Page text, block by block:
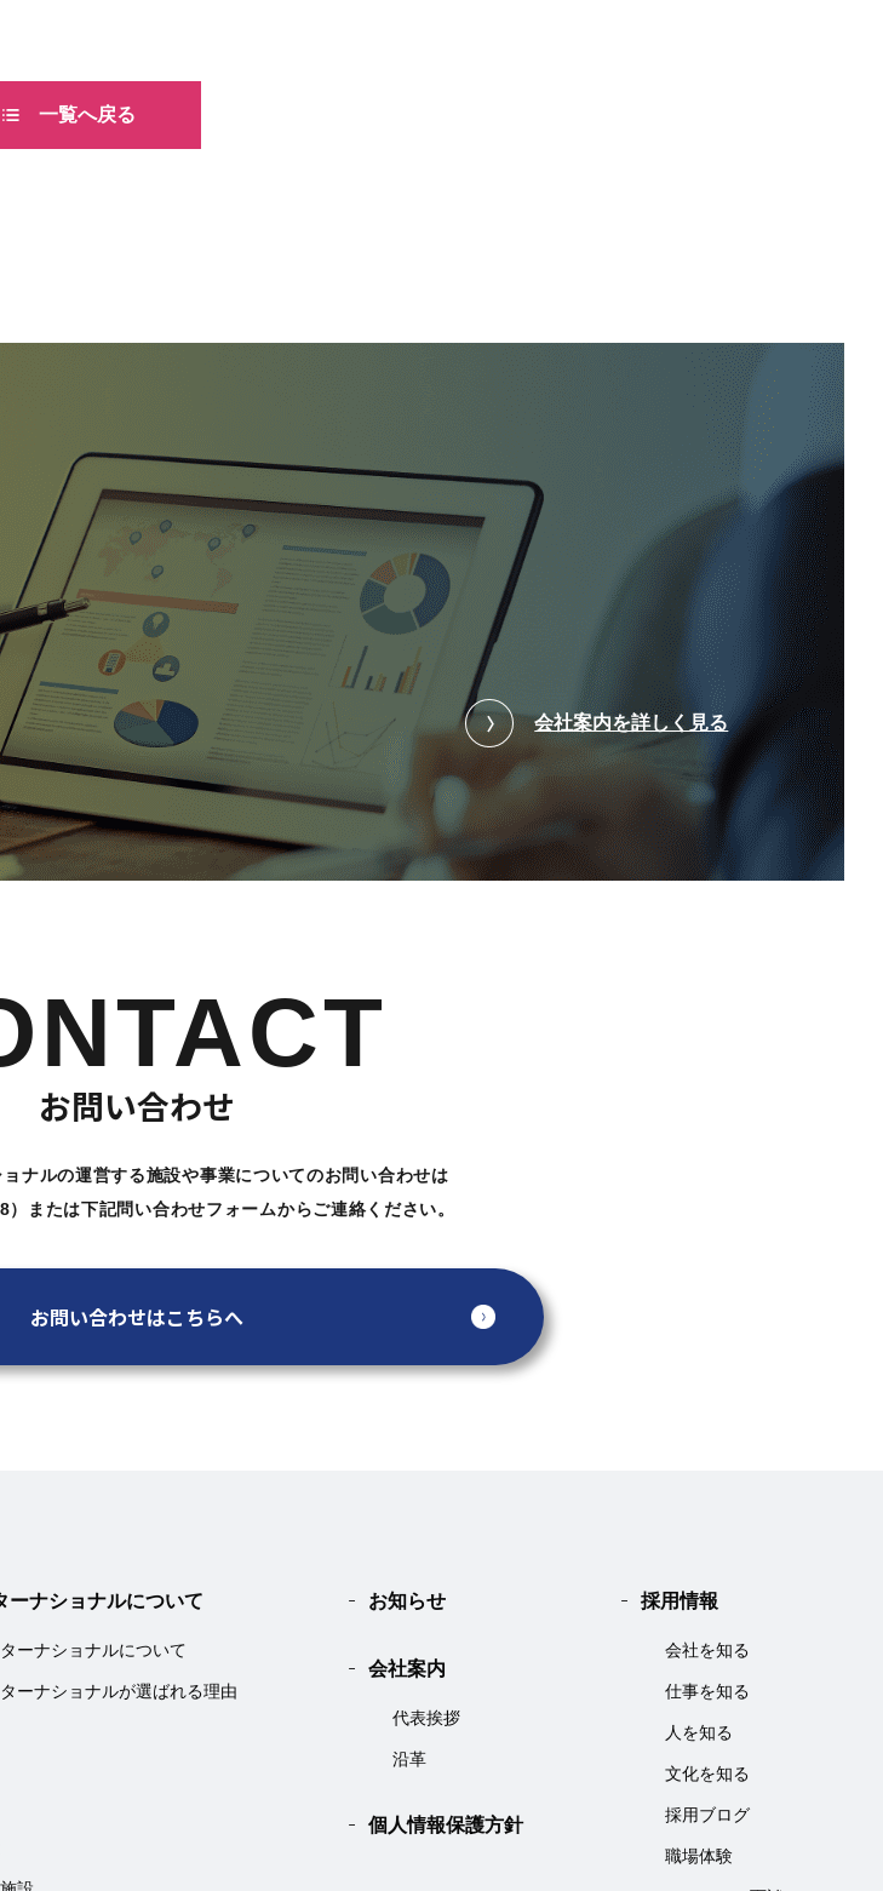
一覧へ戻る
会社案内を詳しく見る
お問い合わせ
ナルの運営する施設や事業についてのお問い合わせは
または下記問い合わせフォームからご連絡ください。
お問い合わせはこちらへ
ーナショナルについて
ーナショナルについて
ーナショナルが選ばれる理由
お知らせ
会社案内
代表挨拶
沿革
個人情報保護方針
採用情報
会社を知る
仕事を知る
人を知る
文化を知る
採用ブログ
職場体験